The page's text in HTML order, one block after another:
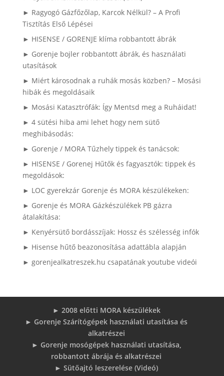
► Ragyogó Gázfőzőlap, Karcok Nélkül? – A Profi
Tisztítás Első Lépései
► HISENSE / GORENJE klíma robbantott ábrák
► Gorenje bojler robbantott ábrák, és használati
utasítások
► Miért károsodnak a ruhák mosás közben? – Mosási
hibák és megoldásaik
► Mosási Katasztrófák: Így Mentsd meg a Ruháidat!
► 4 sütési hiba ami lehet hogy nem sütő
meghibásodás:
► Gorenje / MORA Tűzhely tippek és tanácsok:
► HISENSE / Gorenej Hűtők és fagyasztók: tippek és
megoldások:
► LOC gyerekzár Gorenje és MORA készülékeken:
► Gorenje és MORA Gázkészülékek PB gázra
átalakítása:
► Kenyérsütő bordásszíjak: Hossz és szélesség infók
► Hisense hűtő beazonosítása adattábla alapján
► gorenjealkatreszek.hu csapatának youtube videói
► 2008 előtti MORA készülékek
► Gorenje Szárítógépek használati utasítása és
alkatrészei
► Gorenje mosógépek használati utasítása,
robbantott ábrája és alkatrészei
► Sütőajtó leszerelése (Videó)